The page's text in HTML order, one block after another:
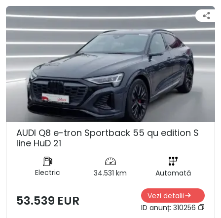
AUDI Q8 e-tron Sportback 55 qu edition S
line HuD 21
Electric 34.531 km Automată
53.539 EUR
Vezi detalii
ID anunț: 310256